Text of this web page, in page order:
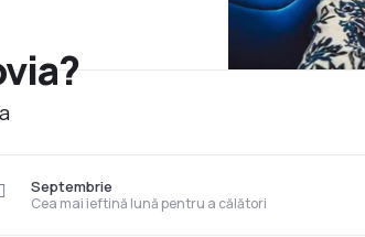
Cea mai ieftină lună pentru a călători
Septembrie